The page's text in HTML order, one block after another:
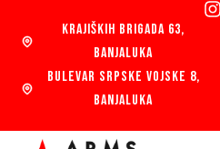
KRAJIŠKIH BRIGADA 63,
BANJALUKA
BULEVAR SRPSKE VOJSKE 8,
BANJALUKA